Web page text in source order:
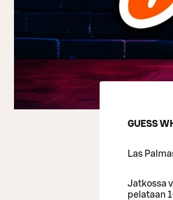
GUESS
Las
Jatkossa
pelataan